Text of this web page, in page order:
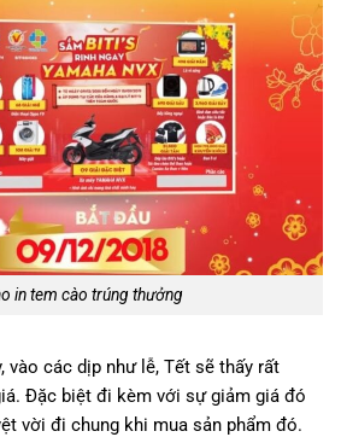
in tem cào trúng thưởng
vào các dịp như lễ, Tết sẽ thấy rất
Đặc biệt đi kèm với sự giảm giá đó
vời đi chung khi mua sản phẩm đó.